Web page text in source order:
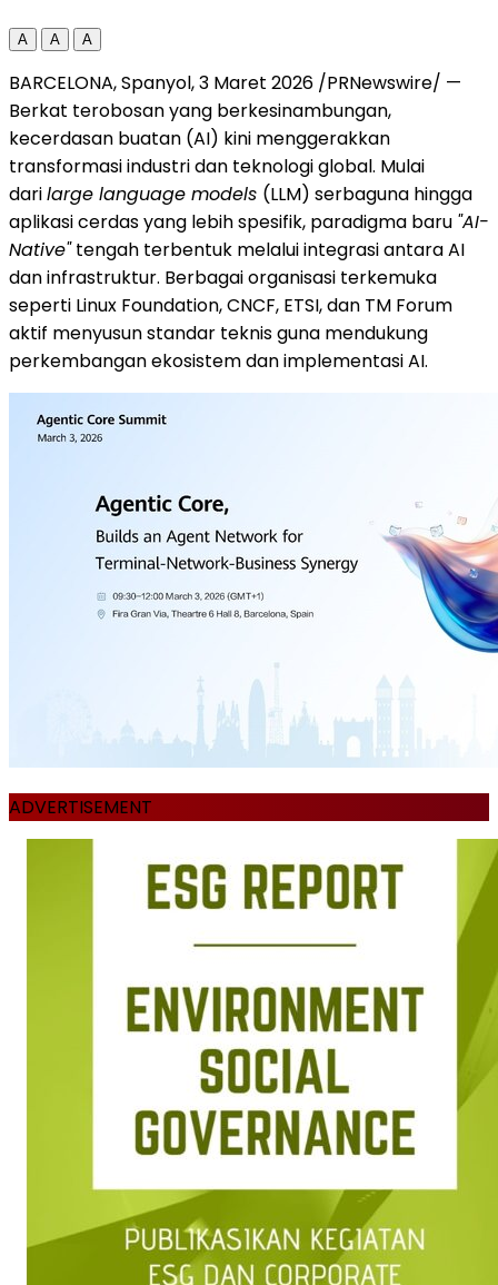
A A A
BARCELONA, Spanyol,3 Maret 2026 /PRNewswire/ —
Berkat terobosan yang berkesinambungan,
kecerdasan buatan (AI) kini menggerakkan
transformasi industri dan teknologi global. Mulai
darilarge language models (LLM) serbaguna hingga
aplikasi cerdas yang lebih spesifik, paradigma baru "AI-
Native"tengah terbentuk melalui integrasi antara AI
dan infrastruktur. Berbagai organisasi terkemuka
seperti Linux Foundation, CNCF, ETSI, dan TM Forum
aktif menyusun standar teknis guna mendukung
perkembangan ekosistem dan implementasi AI.
ADVERTISEMENT